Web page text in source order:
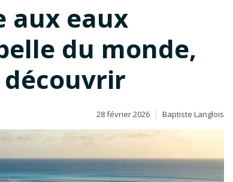
aux eaux
du monde,
28 février 2026 Baptiste Langlois